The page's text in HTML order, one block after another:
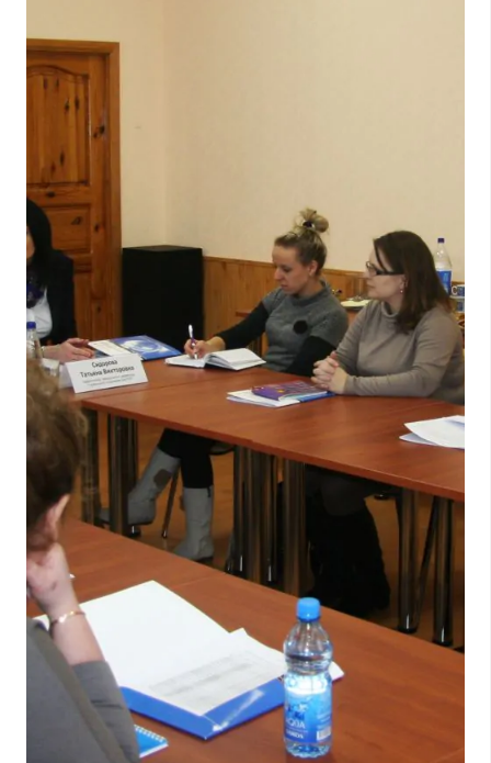
Гомельские предприятия развивают
сотрудничество со строительными
Польши
10.03.2014